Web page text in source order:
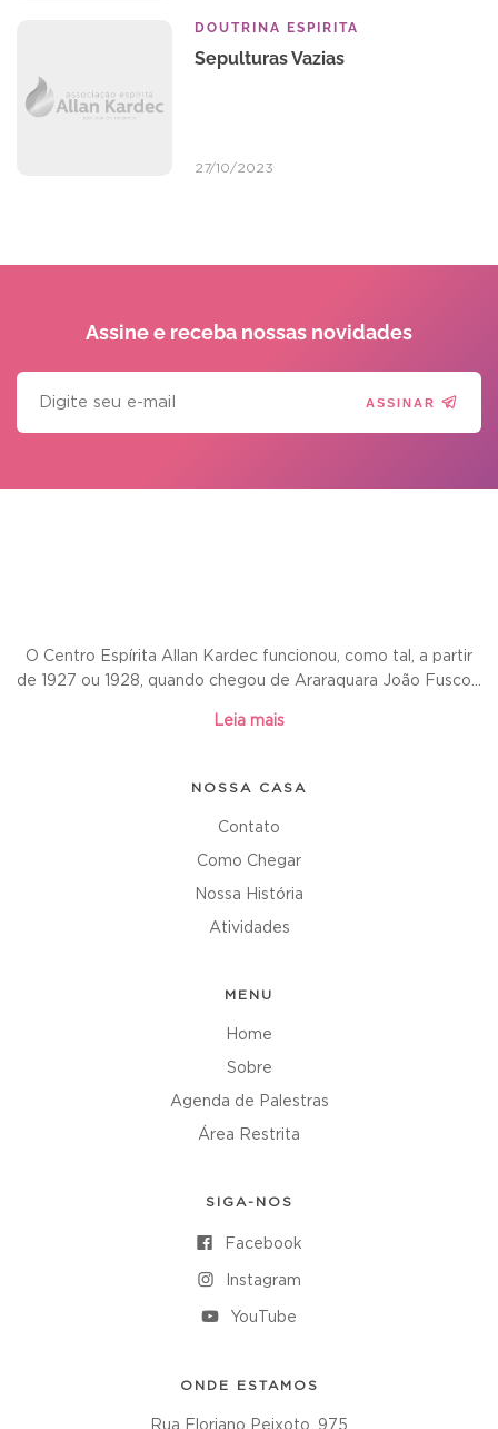
DOUTRINA ESPIRITA
Sepulturas Vazias
27/10/2023
Assine e receba nossas novidades
ASSINAR
O Centro Espírita Allan Kardec funcionou, como tal, a partir
de 1927 ou 1928, quando chegou de Araraquara João Fusco...
Leia mais
NOSSA CASA
Contato
Como Chegar
Nossa História
Atividades
MENU
Home
Sobre
Agenda de Palestras
Área Restrita
SIGA-NOS
Facebook
Instagram
YouTube
ONDE ESTAMOS
Rua Floriano Peixoto, 975